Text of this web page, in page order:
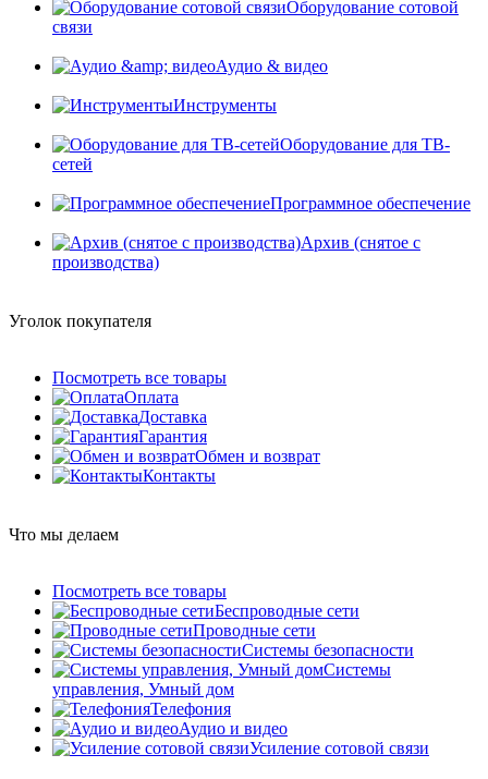
Оборудование сотовой
связи
Аудио & видео
Инструменты
Оборудование для ТВ-
сетей
Программное обеспечение
Архив (снятое с
производства)
Уголок покупателя
Посмотреть все товары
Оплата
Доставка
Гарантия
Обмен и возврат
Контакты
Что мы делаем
Посмотреть все товары
Беспроводные сети
Проводные сети
Системы безопасности
Системы
управления, Умный дом
Телефония
Аудио и видео
Усиление сотовой связи